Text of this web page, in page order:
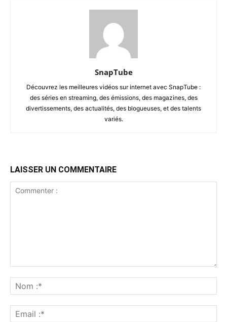
SnapTube
Découvrez les meilleures vidéos sur internet avec SnapTube :
des séries en streaming, des émissions, des magazines, des
divertissements, des actualités, des blogueuses, et des talents
variés.
LAISSER UN COMMENTAIRE